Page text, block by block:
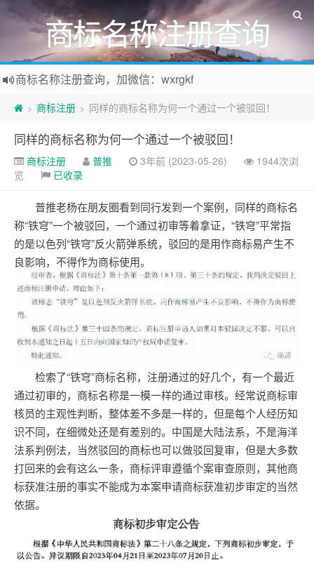
商标名称注册查询
商标名称注册查询，加微信：wxrgkf
商标注册和购买，加微信：wxrgkf
> 商标注册 > 同样的商标名称为何一个通过一个被驳回！
同样的商标名称为何一个通过一个被驳回！
商标注册 普推 3年前 (2023-05-26)
1944次浏
览
已收录
普推老杨在朋友圈看到同行发到一个案例，同样的商标名
称“铁穹”一个被驳回，一个通过初审等着拿证，“铁穹”平常指
的是以色列“铁穹”反火箭弹系统，驳回的是用作商标易产生不
良影响，不得作为商标使用。
检索了“铁穹”商标名称，注册通过的好几个，有一个最近
通过初审的，商标名称是一模一样的通过审核。经常说商标审
核员的主观性判断，整体差不多是一样的，但是每个人经历知
识不同，在细微处还是有差别的。中国是大陆法系，不是海洋
法系判例法，当然驳回的商标也可以做驳回复审，但是大多数
打回来的会有这么一条，商标评审遵循个案审查原则，其他商
标获准注册的事实不能成为本案申请商标获准初步审定的当然
依据。